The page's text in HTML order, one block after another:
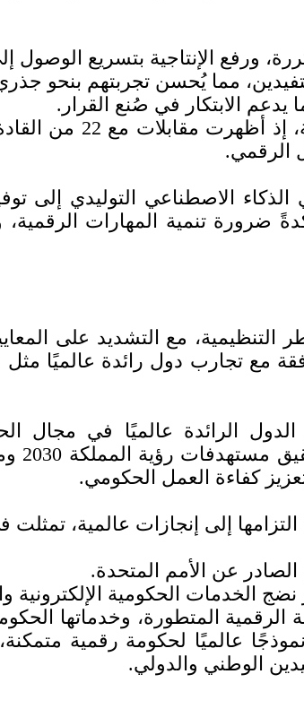
ورفع الإنتاجية بتسريع
مما يُحسن تجربتهم بنحو
يدعم الابتكار في صُنع القرار.
الرقمي.
من المشاركين أن يؤدي الذكاء
ضرورة تنمية المهارات
مع التشديد على
مع تجارب دول رائدة عالميًا مثل
الرائدة عالميًا في مجال
كفاءة العمل الحكومي.
إلى إنجازات عالمية، تمثلت
الخدمات الحكومية الإلكترونية
الرقمية المتطورة، وخدماتها
عالميًا لحكومة رقمية
الوطني والدولي.